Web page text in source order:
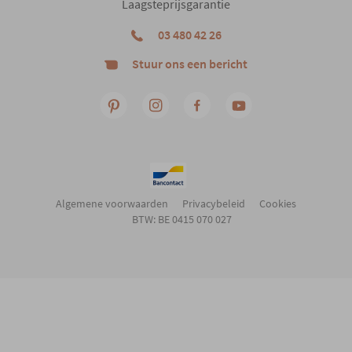
Laagsteprijsgarantie
03 480 42 26
Stuur ons een bericht
Algemene voorwaarden Privacybeleid
Cookies
BTW: BE 0415 070 027